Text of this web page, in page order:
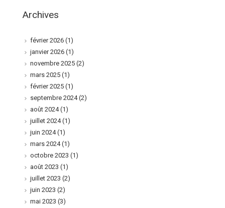
Archives
février 2026 (1)
janvier 2026 (1)
novembre 2025 (2)
mars 2025 (1)
février 2025 (1)
septembre 2024(2)
août 2024(1)
juillet 2024(1)
juin 2024(1)
mars 2024(1)
octobre 2023 (1)
août 2023 (1)
juillet 2023 (2)
juin 2023 (2)
mai 2023 (3)